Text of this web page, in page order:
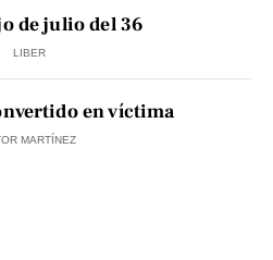
de julio del 36
LIBER
en víctima
MARTÍNEZ